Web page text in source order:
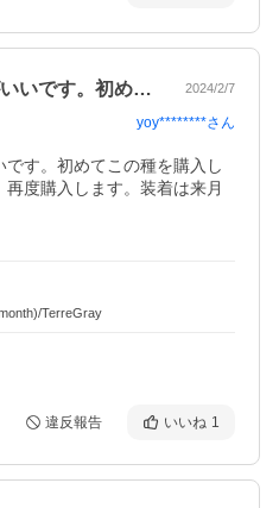
なんと言ってもコスパがいいです。初めて… 2024/2/7
yoy********さん
す。初めてこの種を購入し
度購入します。装着は来月
TerreGray
違反報告 いいね 1